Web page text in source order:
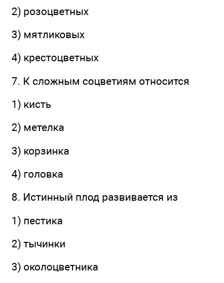
2) розоцветных
3) мятликовых
4) крестоцветных
7. К сложным соцветиям относится
1) кисть
2) метелка
3) корзинка
4) головка
8. Истинный плод развивается из
1) пестика
2) тычинки
3) околоцветника